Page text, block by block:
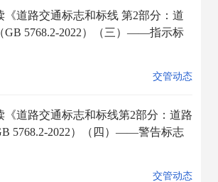
《道路交通标志和标线 第2部分：道
GB 5768.2-2022）（三）——指示标
交管动态
《道路交通标志和标线第2部分：道路
5768.2-2022）（四）——警告标志
交管动态